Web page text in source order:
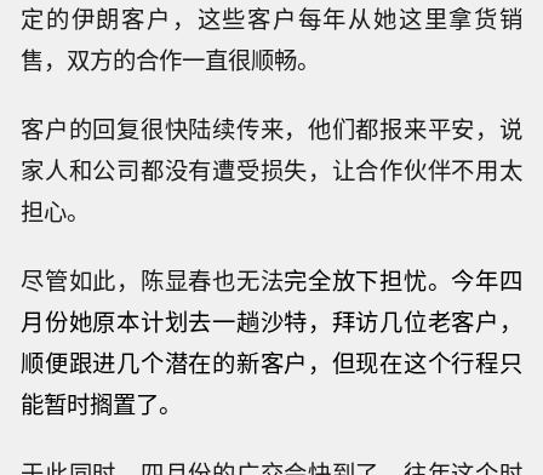
定的伊朗客户，这些客户每年从她这里拿货销
售，双方的合作一直很顺畅。
客户的回复很快陆续传来，他们都报来平安，说
家人和公司都没有遭受损失，让合作伙伴不用太
担心。
尽管如此，陈显春也无法完全放下担忧。今年四
月份她原本计划去一趟沙特，拜访几位老客户，
顺便跟进几个潜在的新客户，但现在这个行程只
能暂时搁置了。